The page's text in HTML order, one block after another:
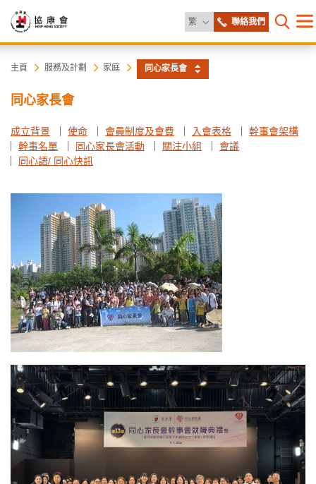
繁 更改語言聯絡我們
打開目
協
康
會
主頁 服務及計劃 家庭 同心家長會
同心家長會
成立背景 使命 會員制度及會費 入會表格
幹事會架構
幹事名單
同心家長會活動 關注小組
會議
同心語/ 同心快訊